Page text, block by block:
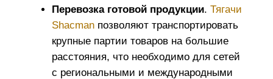
Перевозка готовой продукции. Тягачи
Shacman позволяют транспортировать
крупные партии товаров на большие
расстояния, что необходимо для сетей
с региональными и международными